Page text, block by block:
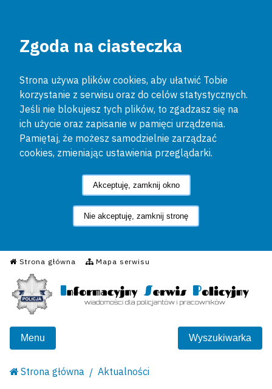
Zgoda na ciasteczka
Strona używa plików cookies, aby ułatwić Tobie
korzystanie z serwisu oraz do celów statystycznych.
Jeśli nie blokujesz tych plików, to zgadzasz się na
ich użycie oraz zapisanie w pamięci urządzenia.
Pamiętaj, że możesz samodzielnie zarządzać
cookies, zmieniając ustawienia przeglądarki.
Akceptuję, zamknij okno
Nie akceptuję, zamknij stronę
Strona główna Mapa serwisu
Informacyjny Serwis
Menu Wyszukiwarka
Strona główna Aktualności